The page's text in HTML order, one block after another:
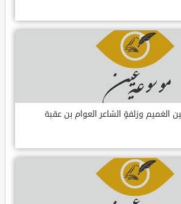
وزلفةٍ الشاعر العوام بن عقبة